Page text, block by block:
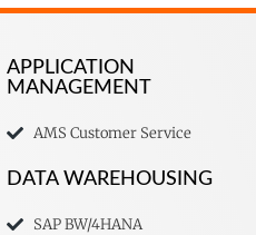
APPLICATION
MANAGEMENT
AMS Customer Service
DATA WAREHOUSING
SAP BW/4HANA